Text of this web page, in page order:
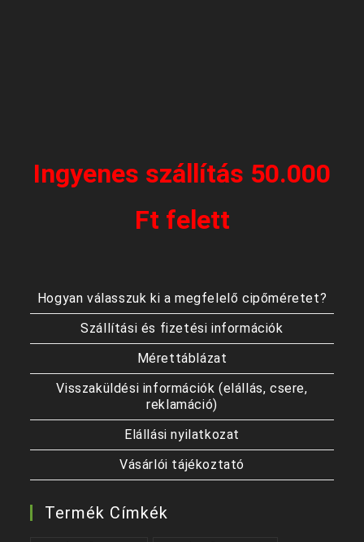
Ingyenes szállítás 50.000
Ft felett
Hogyan válasszuk ki a megfelelő cipőméretet?
Szállítási és fizetési információk
Mérettáblázat
Visszaküldési információk (elállás, csere,
reklamáció)
Elállási nyilatkozat
Vásárlói tájékoztató
Termék Címkék